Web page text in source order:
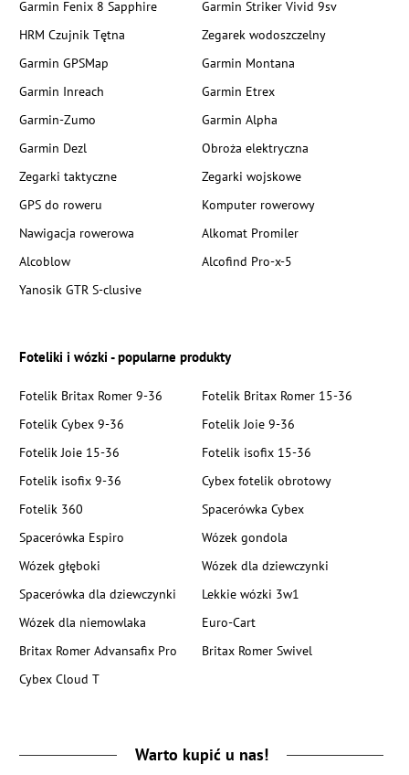
Garmin Fenix 8 Sapphire
Garmin Striker Vivid 9sv
HRM Czujnik Tętna
Zegarek wodoszczelny
Garmin GPSMap
Garmin Montana
Garmin Inreach
Garmin Etrex
Garmin-Zumo
Garmin Alpha
Garmin Dezl
Obroża elektryczna
Zegarki taktyczne
Zegarki wojskowe
GPS do roweru
Komputer rowerowy
Nawigacja rowerowa
Alkomat Promiler
Alcoblow
Alcofind Pro-x-5
Yanosik GTR S-clusive
Foteliki i wózki - popularne produkty
Fotelik Britax Romer 9-36
Fotelik Britax Romer 15-36
Fotelik Cybex 9-36
Fotelik Joie 9-36
Fotelik Joie 15-36
Fotelik isofix 15-36
Fotelik isofix 9-36
Cybex fotelik obrotowy
Fotelik 360
Spacerówka Cybex
Spacerówka Espiro
Wózek gondola
Wózek głęboki
Wózek dla dziewczynki
Spacerówka dla dziewczynki
Lekkie wózki 3w1
Wózek dla niemowlaka
Euro-Cart
Britax Romer Advansafix Pro
Britax Romer Swivel
Cybex Cloud T
Warto kupić u nas!